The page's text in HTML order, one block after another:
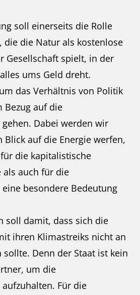
soll einerseits die Rolle
die die Natur als kostenlose
Gesellschaft spielt, in der
ums Geld dreht.
das Verhältnis von Politik
Bezug auf die
Dabei werden wir
Blick auf die Energie werfen,
die kapitalistische
als auch für die
besondere Bedeutung
soll damit, dass sich die
ihren Klimastreiks nicht an
sollte. Denn der Staat ist kein
um die
Für die